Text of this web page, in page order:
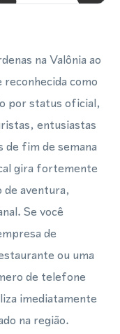
na Valônia ao
como
por status oficial,
entusiastas
de fim de semana
gira fortemente
aventura,
Se você
de
ou uma
de telefone
imediatamente
na região.